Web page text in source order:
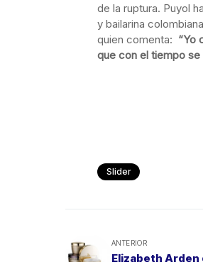
de la ruptura. Puyol
y bailarina
quien comenta: “Yo
que con el tiempo se
Slider
ANTERIOR
Elizabeth Arden